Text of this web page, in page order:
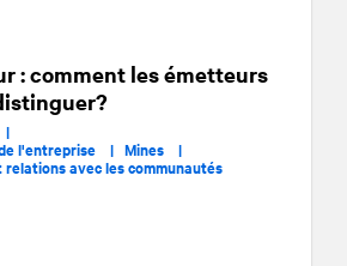
: comment les émetteurs
|
de l'entreprise | Mines |
avec les communautés